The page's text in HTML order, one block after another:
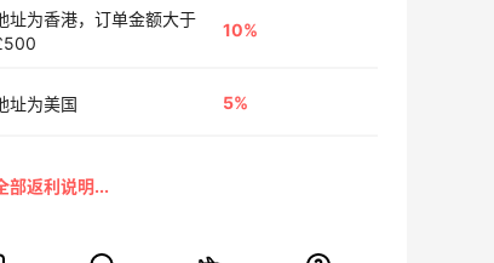
址为香港，订单金额大于
10%
址为美国 5%